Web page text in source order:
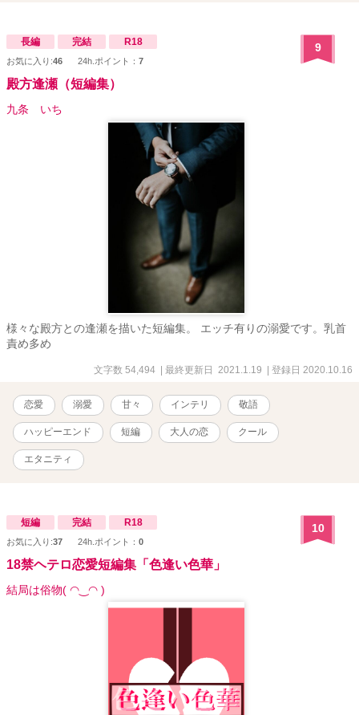
長編 完結 R18
お気に入り:46 24h.ポイント： 7
9
殿方逢瀬（短編集）
九条 いち
様々な殿方との逢瀬を描いた短編集。 エッチ有りの溺愛です。乳首
責め多め
文字数 54,494 | 最終更新日 2021.1.19 | 登録日 2020.10.16
恋愛 溺愛 甘々 インテリ 敬語
ハッピーエンド 短編 大人の恋 クール
エタニティ
短編 完結 R18
お気に入り:37 24h.ポイント： 0
10
18禁ヘテロ恋愛短編集「色逢い色華」
結局は俗物( ◠‿◠ )